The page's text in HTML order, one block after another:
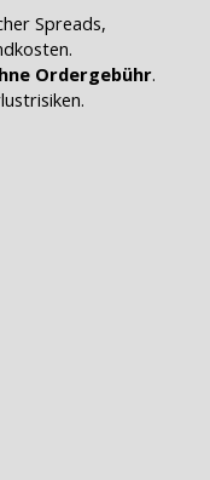
Spreads,
Ordergebühr.